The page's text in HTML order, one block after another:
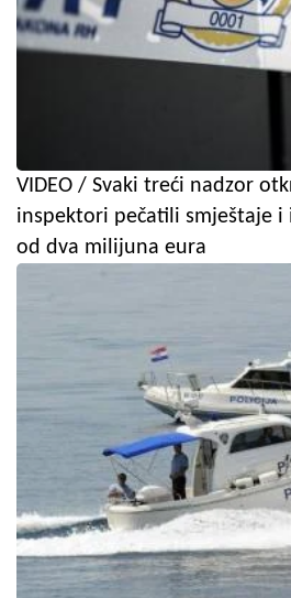
VIDEO / Svaki treći nadzor
inspektori pečatili smještaje i
od dva milijuna eura